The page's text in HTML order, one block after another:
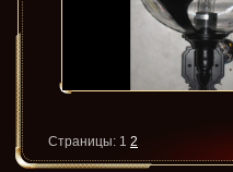
Страницы: 1 2